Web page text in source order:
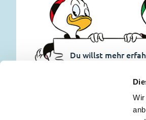
Du willst mehr